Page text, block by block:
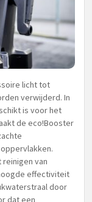
licht tot
verwijderd. In
is voor het
de eco!Booster
van
effectiviteit
door
dat een